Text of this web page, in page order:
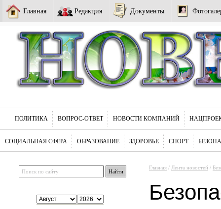
Главная Редакция Документы
ПОЛИТИКА ВОПРОС-ОТВЕТ НОВОСТИ КОМПАНИЙ
СОЦИАЛЬНАЯ СФЕРА ОБРАЗОВАНИЕ ЗДОРОВЬЕ СПОРТ
Главная / Лента новостей /